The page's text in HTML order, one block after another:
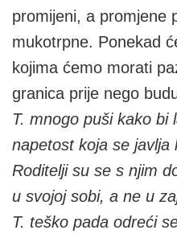
promijeni, a promjene
mukotrpne. Ponekad
kojima ćemo morati
granica prije nego
T. mnogo puši kako bi
napetost koja se javlja
Roditelji su se s njim
u svojoj sobi, a ne u
T. teško pada odreći